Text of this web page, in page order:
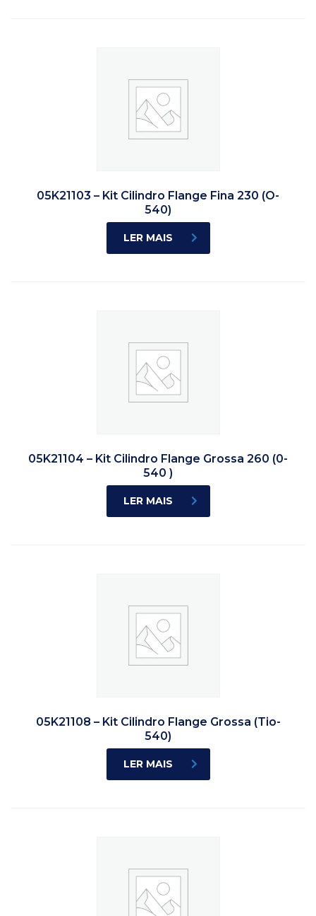
05K21103 – Kit Cilindro Flange Fina 230 (O-
540)
LER MAIS
05K21104 – Kit Cilindro Flange Grossa 260 (0-
540 )
LER MAIS
05K21108 – Kit Cilindro Flange Grossa (Tio-
540)
LER MAIS